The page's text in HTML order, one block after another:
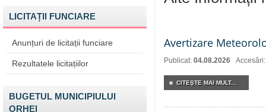
LICITAȚII FUNCIARE
Anunțuri de licitații funciare
Rezultatele licitațiilor
BUGETUL MUNICIPIULUI
ORHEI
Avertizare
Publicat: 04.08.2026
CITEŞTE MAI MULT...